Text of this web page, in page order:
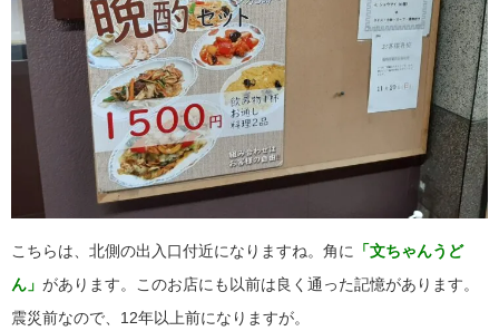
こちらは、北側の出入口付近になりますね。角に 「文ちゃんうど
ん」 があります。このお店にも以前は良く通った記憶があります。
震災前なので、12年以上前になりますが。